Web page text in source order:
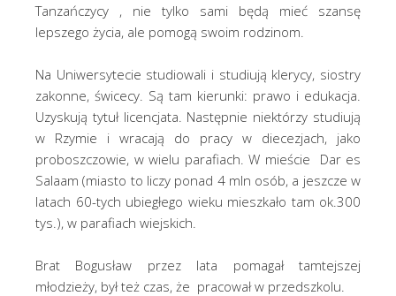
Tanzańczycy , nie tylko sami będą mieć szansę
lepszego życia, ale pomogą swoim rodzinom.
Na Uniwersytecie studiowali i studiują klerycy, siostry
zakonne, świcecy. Są tam kierunki: prawo i edukacja.
Uzyskują tytuł licencjata. Następnie niektórzy studiują
w Rzymie i wracają do pracy w diecezjach, jako
proboszczowie, w wielu parafiach. W mieście Dar es
Salaam (miasto to liczy ponad 4 mln osób, a jeszcze w
latach 60-tych ubiegłego wieku mieszkało tam ok.300
tys.), w parafiach wiejskich.
Brat Bogusław przez lata pomagał tamtejszej
młodzieży, był też czas, że pracował w przedszkolu.